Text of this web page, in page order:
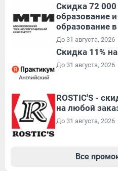
Скидка 72
образование
образование
До 31 августа, 2026
Скидка 11%
До 31 августа, 2026
ROSTIC'S -
на любой
До 31 августа, 2026
Все